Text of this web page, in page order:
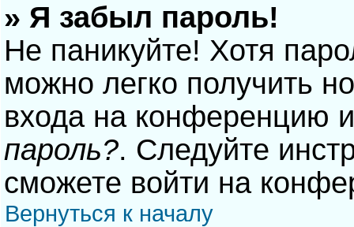
» Я забыл пароль!
Не паникуйте! Хотя
можно легко получить
входа на конференцию
пароль?. Следуйте
сможете войти на
Вернуться к началу